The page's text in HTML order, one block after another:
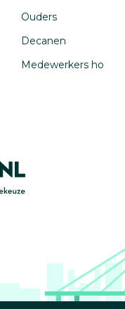
Ouders
Decanen
Medewerkers ho